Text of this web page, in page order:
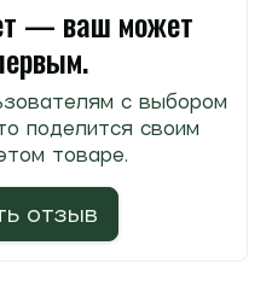
— ваш может
с выбором
поделится своим
товаре.
отзыв